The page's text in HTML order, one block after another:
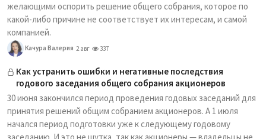
желающими оспорить решение общего собрания, которое по
какой-либо причине не соответствует их интересам, и самой
компанией.
Качура Валерия 2 авг 337
Как устранить ошибки и негативные последствия
годового заседания общего собрания акционеров
30 июня закончился период проведения годовых заседаний для
принятия решений общим собранием акционеров. А 1 июля
начался период подготовки уже к следующему годовому